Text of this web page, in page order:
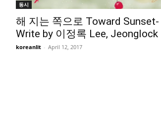
동시
해 지는 쪽으로 Toward Sunset-
Write by 이정록 Lee, Jeonglock
koreanlit - April 12, 2017